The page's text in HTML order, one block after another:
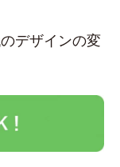
デザインの変